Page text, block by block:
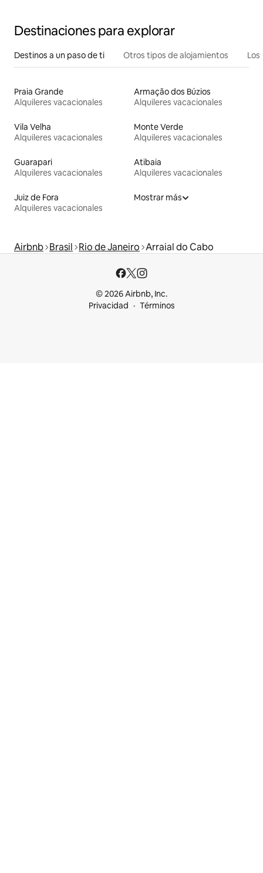
Destinaciones para explorar
Destinos a un paso de ti Otros tipos de alojamientos
Praia Grande
Alquileres vacacionales
Armação dos Búzios
Alquileres vacacionales
Vila Velha
Alquileres vacacionales
Monte Verde
Alquileres vacacionales
Guarapari
Alquileres vacacionales
Atibaia
Alquileres vacacionales
Juiz de Fora
Alquileres vacacionales
Mostrar más
Airbnb Brasil Rio de Janeiro Arraial do Cabo
© 2026 Airbnb, Inc.
Privacidad
Términos